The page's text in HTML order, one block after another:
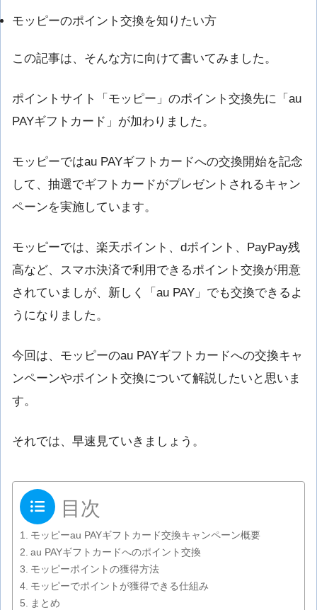
モッピーのポイント交換を知りたい方
この記事は、そんな方に向けて書いてみました。
ポイントサイト「モッピー」のポイント交換先に「au
PAYギフトカード」が加わりました。
モッピーではau PAYギフトカードへの交換開始を記念
して、抽選でギフトカードがプレゼントされるキャン
ペーンを実施しています。
モッピーでは、楽天ポイント、dポイント、PayPay残
高など、スマホ決済で利用できるポイント交換が用意
されていましが、新しく「au PAY」でも交換できるよ
うになりました。
今回は、モッピーのau PAYギフトカードへの交換キャ
ンペーンやポイント交換について解説したいと思いま
す。
それでは、早速見ていきましょう。
目次
モッピーau PAYギフトカード交換キャンペーン概要
au PAYギフトカードへのポイント交換
モッピーポイントの獲得方法
モッピーでポイントが獲得できる仕組み
まとめ